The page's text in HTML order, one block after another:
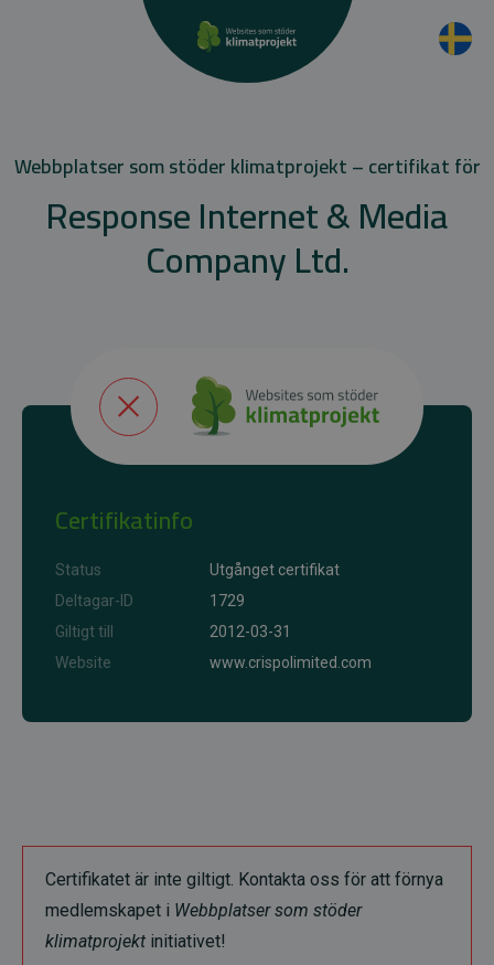
Webbplatser som stöder klimatprojekt – certifikat för
Response Internet & Media
Company Ltd.
Certifikatinfo
Status
Utgånget certifikat
Deltagar-ID
1729
Giltigt till
2012-03-31
Website
www.crispolimited.com
Certifikatet är inte giltigt. Kontakta oss för att förnya
medlemskapet i Webbplatser som stöder
klimatprojekt initiativet!